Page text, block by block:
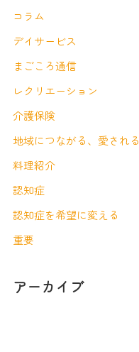
コラム
デイサービス
まごころ通信
レクリエーション
介護保険
地域につながる、愛される
料理紹介
認知症
認知症を希望に変える
重要
アーカイブ